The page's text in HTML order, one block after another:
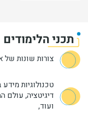
תכני הלימודים
צורות שונות של
טכנולוגיות
דיגיטציה, עולם
ועוד,